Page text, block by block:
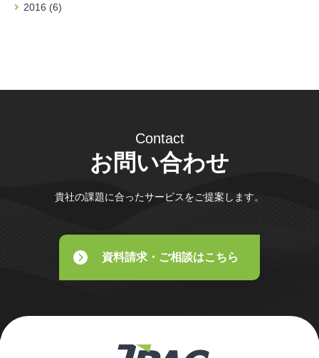
2016 (6)
Contact
お問い合わせ
貴社の課題に合ったサービスをご提案します。
資料請求・ご相談はこちら